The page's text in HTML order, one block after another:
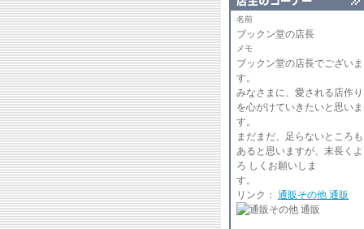
名前
ブックン堂の店長
メモ
ブックン堂の店長でございま
みなさまに、愛される店作り
を心がけていきたいと思いま
まだまだ、足らないところも
あると思いますが、末長くよ
ろ しくお願いしま
リンク： 通販その他 通販